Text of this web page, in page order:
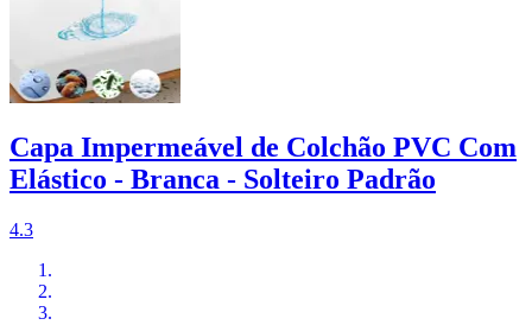
Capa Impermeável de Colchão PVC Com
Elástico - Branca - Solteiro Padrão
4.3